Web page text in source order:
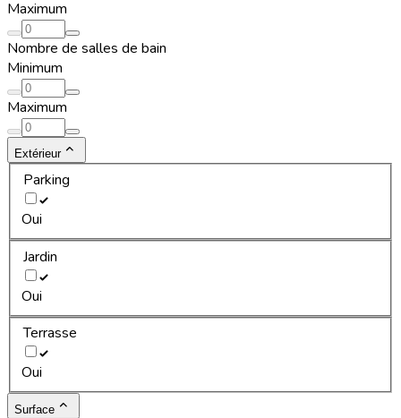
Maximum
Nombre de salles de bain
Minimum
Maximum
Extérieur
Parking
Oui
Jardin
Oui
Terrasse
Oui
Surface